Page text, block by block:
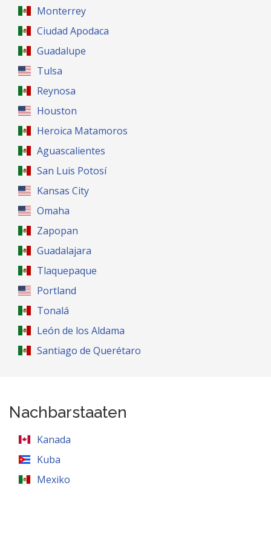
Monterrey
Ciudad Apodaca
Guadalupe
Tulsa
Reynosa
Houston
Heroica Matamoros
Aguascalientes
San Luis Potosí
Kansas City
Omaha
Zapopan
Guadalajara
Tlaquepaque
Portland
Tonalá
León de los Aldama
Santiago de Querétaro
Nachbarstaaten
Kanada
Kuba
Mexiko